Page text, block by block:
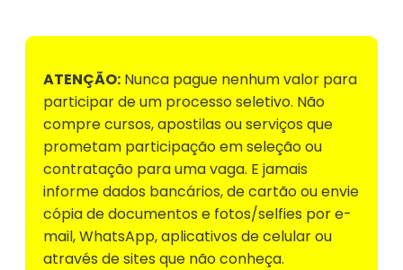
ATENÇÃO: Nunca pague nenhum valor para
participar de um processo seletivo. Não
compre cursos, apostilas ou serviços que
prometam participação em seleção ou
contratação para uma vaga. E jamais
informe dados bancários, de cartão ou envie
cópia de documentos e fotos/selfies por e-
mail, WhatsApp, aplicativos de celular ou
através de sites que não conheça.